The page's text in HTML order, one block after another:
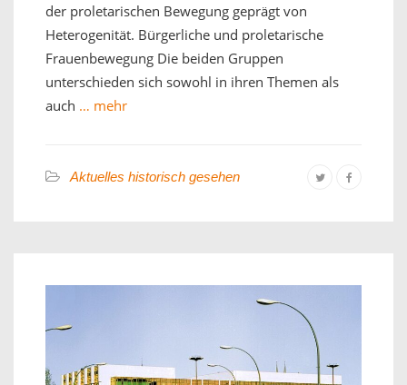
der proletarischen Bewegung geprägt von
Heterogenität. Bürgerliche und proletarische
Frauenbewegung Die beiden Gruppen
unterschieden sich sowohl in ihren Themen als
auch … mehr
Aktuelles historisch gesehen